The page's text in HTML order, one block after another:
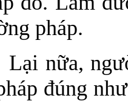
pháp.
Lại nữa,
đúng